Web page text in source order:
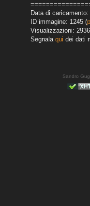
Data di caricamento:
ID immagine: 1245 (
Visualizzazioni: 2936
Segnala qui dei dati
Sandro